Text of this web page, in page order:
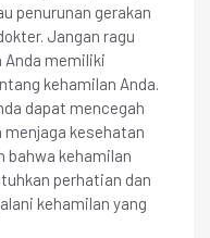
penurunan gerakan
Jangan ragu
Anda memiliki
kehamilan Anda.
dapat mencegah
kesehatan
bahwa kehamilan
perhatian dan
kehamilan yang